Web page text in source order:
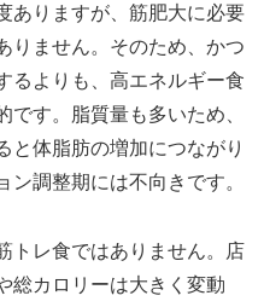
ありますが、筋肥大に必要
りません。そのため、かつ
るよりも、高エネルギー食
です。脂質量も多いため、
と体脂肪の増加につながり
調整期には不向きです。
トレ食ではありません。店
総カロリーは大きく変動